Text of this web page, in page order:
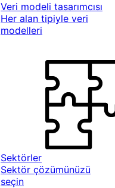
Veri modeli tasarımcısı
Her alan tipiyle veri
modelleri
Sektörler
Sektör çözümünüzü
seçin